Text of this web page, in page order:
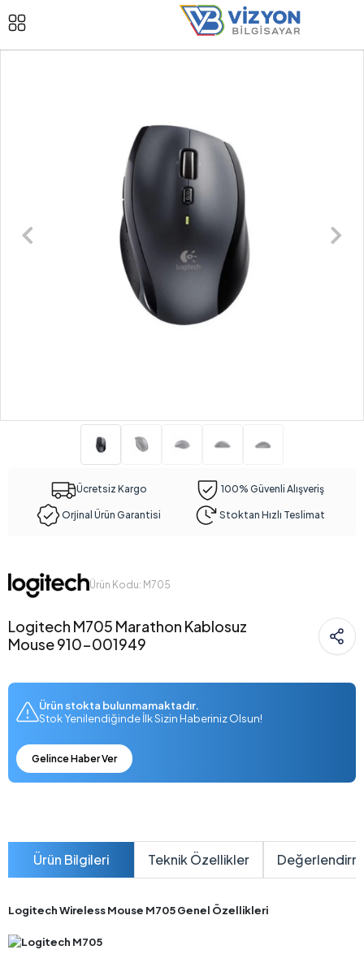
Ücretsiz Kargo 100% Güvenli Alışveriş
Orjinal Ürün Garantisi Stoktan Hızlı Teslimat
Ürün Kodu: M705
Logitech M705 Marathon Kablosuz
Mouse 910-001949
Ürün stokta bulunmamaktadır.
Stok Yenilendiğinde İlk Sizin Haberiniz Olsun!
Gelince Haber Ver
Ürün Bilgileri Teknik Özellikler
Logitech Wireless Mouse M705 Genel Özellikleri